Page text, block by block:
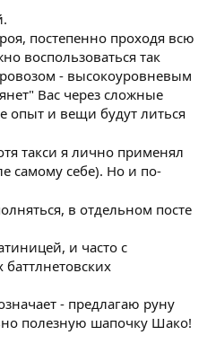
постепенно проходя всю
воспользоваться так
- высокоуровневым
Вас через сложные
опыт и вещи будут литься
такси я лично применял
самому себе). Но и по-
в отдельном посте
и часто с
- предлагаю руну
полезную шапочку Шако!